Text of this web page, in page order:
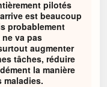
pilotés
est beaucoup
probablement
va pas
augmenter
tâches, réduire
la manière
maladies.